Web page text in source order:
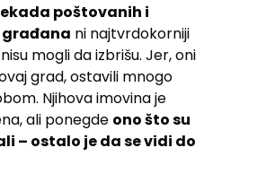
poštovanih i
ni najtvrdokorniji
mogli da izbrišu. Jer, oni
grad, ostavili mnogo
Njihova imovina je
ali ponegde ono što su
– ostalo je da se vidi do